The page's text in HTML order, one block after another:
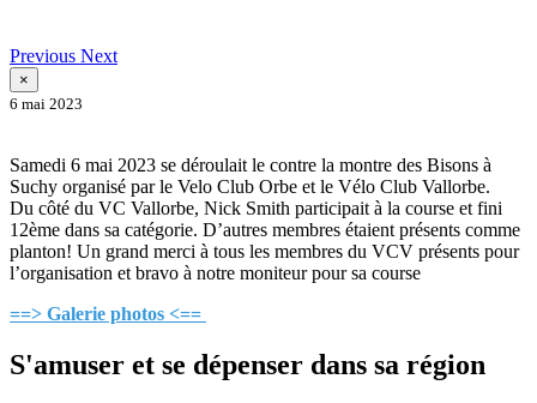
Previous Next
×
6 mai 2023
Samedi 6 mai 2023 se déroulait le contre la montre des Bisons à
Suchy organisé par le Velo Club Orbe et le Vélo Club Vallorbe.
Du côté du VC Vallorbe, Nick Smith participait à la course et fini
12ème dans sa catégorie. D’autres membres étaient présents comme
planton! Un grand merci à tous les membres du VCV présents pour
l’organisation et bravo à notre moniteur pour sa course
==> Galerie photos <==
S'amuser et se dépenser dans sa région